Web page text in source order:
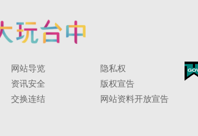
网站导览
隐私权
资讯安全
版权宣告
交换连结
网站资料开放宣告